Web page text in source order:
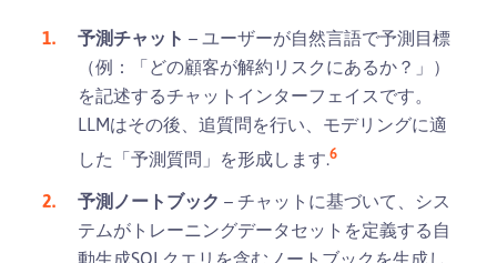
予測チャット – ユーザーが自然言語で予測目標
（例：「どの顧客が解約リスクにあるか？」）
を記述するチャットインターフェイスです。
LLMはその後、追質問を行い、モデリングに適
した「予測質問」を形成します.6
予測ノートブック – チャットに基づいて、シス
テムがトレーニングデータセットを定義する自